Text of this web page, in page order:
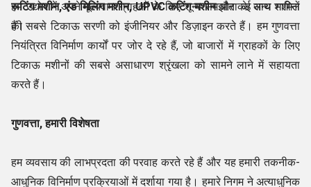
रूटिंग मशीन, एंड मिलिंग मशीन, UPVC कटिंग मशीनऔर कई अन्य शामिल
हैं।
हम उद्योग में अपने मूल्यवान ग्राहकों के लिए शून्य समझौता के साथ मशीनों
की सबसे टिकाऊ सरणी को इंजीनियर और डिज़ाइन करते हैं। हम गुणवत्ता
नियंत्रित विनिर्माण कार्यों पर जोर दे रहे हैं, जो बाजारों में ग्राहकों के लिए
टिकाऊ मशीनों की सबसे असाधारण श्रृंखला को सामने लाने में सहायता
करते हैं।
गुणवत्ता, हमारी विशेषता
हम व्यवसाय की लाभप्रदता की परवाह करते रहे हैं और यह हमारी तकनीक-
आधुनिक विनिर्माण प्रक्रियाओं में दर्शाया गया है। हमारे निगम ने अत्याधुनिक